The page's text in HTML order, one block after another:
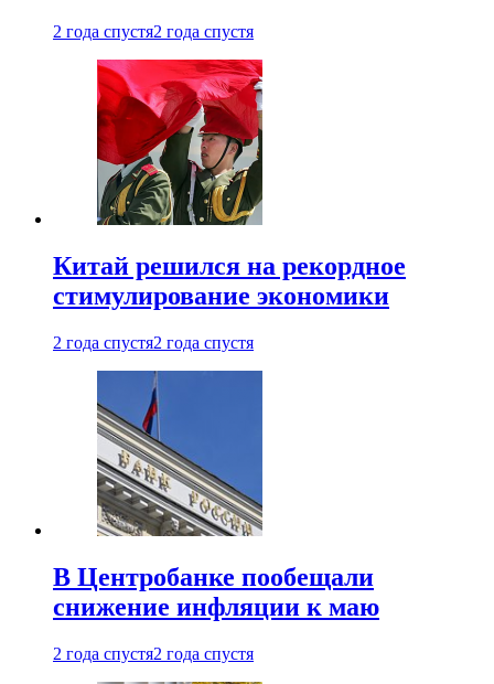
2 года спустя2 года спустя
Китай решился на рекордное
стимулирование экономики
2 года спустя2 года спустя
В Центробанке пообещали
снижение инфляции к маю
2 года спустя2 года спустя